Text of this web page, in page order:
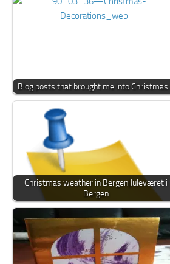
Blog posts that brought me into Christmas…
Christmas weather in Bergen|Juleværet i
Bergen